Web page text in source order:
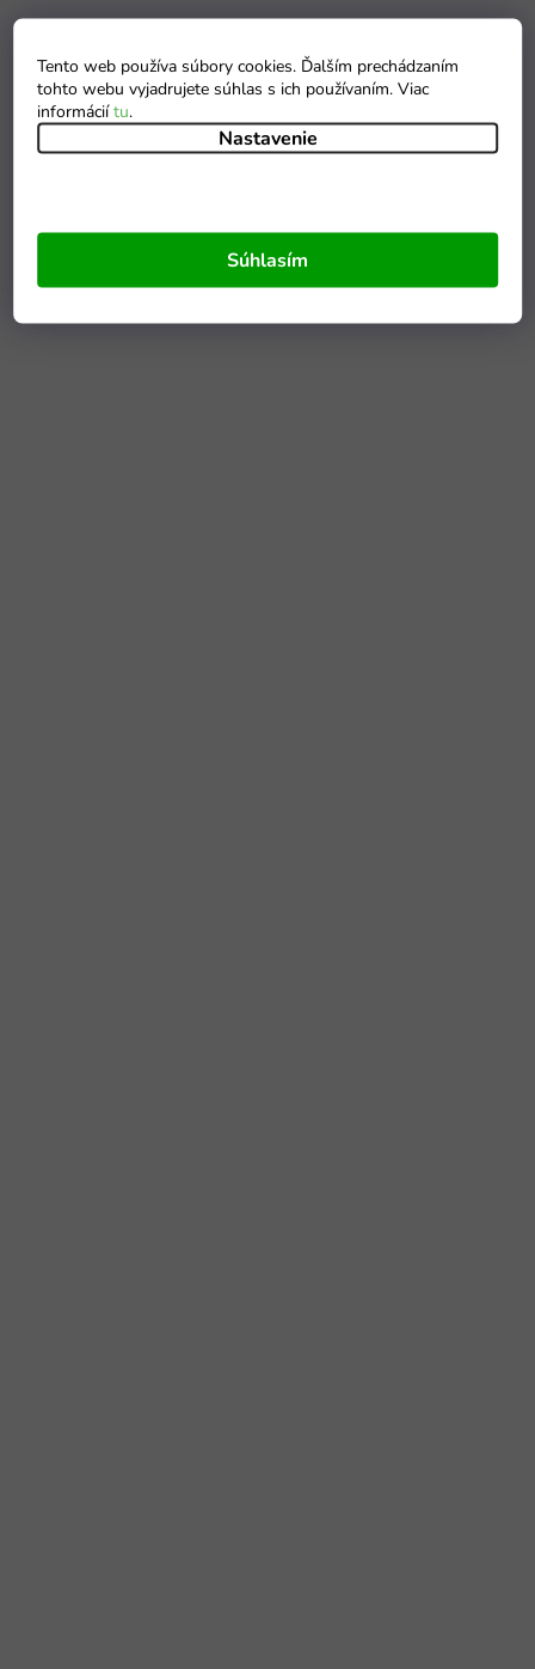
Tento web používa súbory cookies. Ďalším prechádzaním
tohto webu vyjadrujete súhlas s ich používaním. Viac
informáciítu.
Nastavenie
Súhlasím